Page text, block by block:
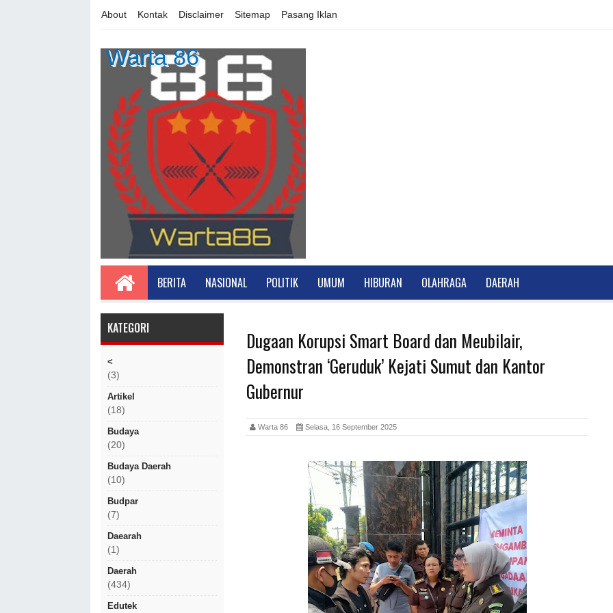
About Kontak Disclaimer Sitemap Pasang Iklan
Warta 86
BERITA NASIONAL POLITIK UMUM HIBURAN OLAHRAGA DAERAH
KATEGORI
<
(3)
Artikel
(18)
Budaya
(20)
Budaya Daerah
(10)
Budpar
(7)
Daearah
(1)
Daerah
(434)
Edutek
Dugaan Korupsi Smart Board dan Meubilair,
Demonstran ‘Geruduk’ Kejati Sumut dan Kantor
Gubernur
Warta 86 Selasa, 16 September 2025